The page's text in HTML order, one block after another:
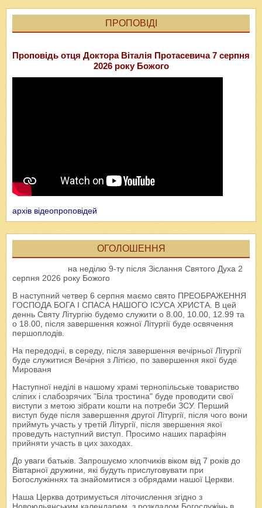
ПРОПОВІДІ
Проповідь отця Доктора Віталія Протасевича 7 серпня
2026 року Божого
архів відеопроповідей
ОГОЛОШЕННЯ
на неділю 9-ту після Зіслання Святого Духа 2
серпня 2026 року Божого
В наступний четвер 6 серпня маємо свято ПРЕОБРАЖЕННЯ
ГОСПОДА БОГА І СПАСА НАШОГО ІСУСА ХРИСТА. В цей
деннь Святу Літургію будемо служити о 8.00, 10.00, 12.99 та
о 18.00, після завершення кожної Літургії буде освячення
першоплодів.
На передодні, в середу, після завершення вечірньої Літургії
буде служитися Вечірня з Літією, по завершення якої буде
Мированя
Наступної неділі в нашому храмі тернопільське товариство
сліпих і слабозрячих "Біла тростина" буде проводити свої
виступи з метою зібрати кошти на потреби ЗСУ. Перший
виступ буде після завершення другої Літургії, після чого вони
приймуть участь у третій Літургії, після звершення якої
проведуть наступний виступ. Просимо наших парафіян
прийняти участь в цих заходах.
До уваги батьків. Запрошуємо хлопчиків віком від 7 років до
Вівтарної дружини, які будуть прислуговувати при
Богослужіннях та знайомитися з обрядами нашої Церкви.
Наша Церква дотримується літочислення згідно з